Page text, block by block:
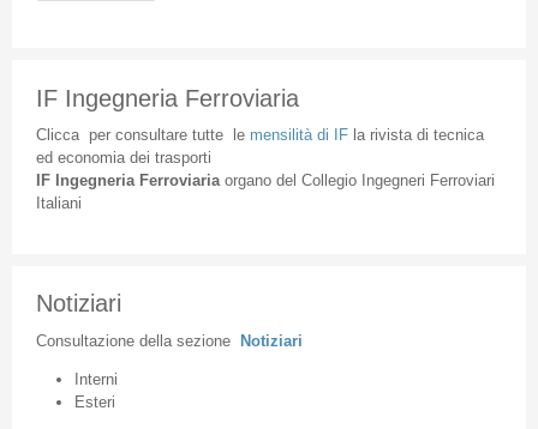
IF Ingegneria Ferroviaria
Cliccaper consultare tuttele mensilità di IFla rivista di tecnica
ed economia dei trasporti
IF Ingegneria Ferroviaria organodel Collegio Ingegneri Ferroviari
Italiani
Notiziari
Consultazione della sezione Notiziari
Interni
Esteri